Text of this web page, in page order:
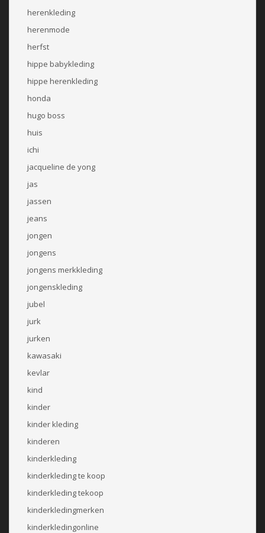
herenkleding
herenmode
herfst
hippe babykleding
hippe herenkleding
honda
hugo boss
huis
ichi
jacqueline de yong
jas
jassen
jeans
jongen
jongens
jongens merkkleding
jongenskleding
jubel
jurk
jurken
kawasaki
kevlar
kind
kinder
kinder kleding
kinderen
kinderkleding
kinderkleding te koop
kinderkleding tekoop
kinderkledingmerken
kinderkledingonline